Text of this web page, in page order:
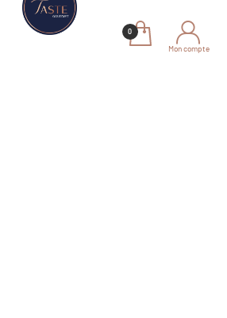
Mon compte